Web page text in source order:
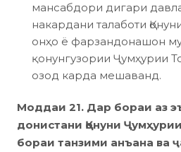
мансабдори дигари
накардани талаботи
онҳо ё фарзандонашон
қонунгузории Ҷумҳурии
озод карда мешаванд.
Моддаи 21. Дар бораи аз
донистани Қонуни
бораи танзими анъана ва